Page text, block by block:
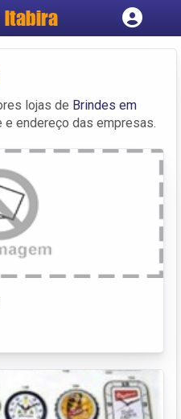
Itabira
empresa
conta
lojas de Brindes em
endereço das empresas.